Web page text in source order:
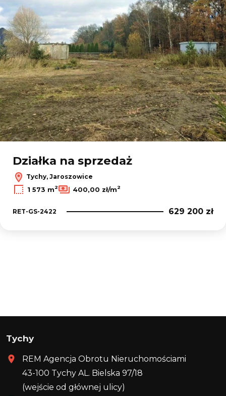
Działka na sprzedaż
Tychy, Jaroszowice
1 573 m2 400,00 zł/m2
RET-GS-2422 629 200 zł
Tychy
REM Agencja Obrotu Nieruchomościami
43-100 Tychy AL. Bielska 97/18
(wejście od głównej ulicy)